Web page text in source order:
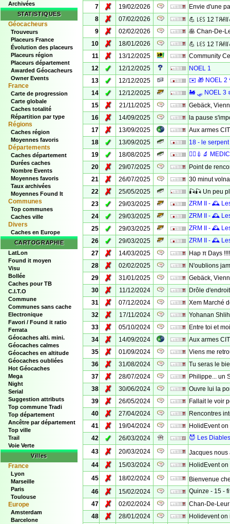
Archivées
STATISTIQUES
Géocacheurs
Trouveurs
Placeurs France
Évolution des placeurs
Placeurs région
Placeurs département
Awarded Géocacheurs
Owner Events
France
Carte de progression
Carte globale
Caches totalité
Répartition par type
Régions
Caches région
Moyennes favoris
Départements
Caches département
Durées caches
Nombre Events
Moyennes favoris
Taux archivées
Moyennes Found It
Communes
Top communes
Caches ville
Divers
Caches en Europe
CARTOGRAPHIE
LatLon
Found it moyen
Visu
Bollée
Caches pour TB
C.I.T.O
Commune
Communes sans cache
Electronique
Favori / Found it ratio
Ferrata
Géocaches alti. mini.
Géocaches calmes
Géocaches en altitude
Géocaches oubliées
Hot Géocaches
Mega
Night
Serial
Suggestion attributs
Top commune Tradi
Top département
Ancêtre par département
Top ville
Trail
Voie Verte
Villes
France
Lyon
Marseille
Paris
Toulouse
Europe
Amsterdam
Barcelone
7
✗ 19/02/2026
Envie d'une
8
✗ 07/02/2026
💪 ꒒ꏂꇙ 12
9
✗ 02/02/2026
🥞 Chan-De-
10
✗ 18/01/2026
💪 ꒒ꏂꇙ 12
11
✗ 13/12/2025
Community
12
✓ 12/12/2025
NOEL 1
13
✓ 12/12/2025
✉️ 🎁 NOEL
14
✓ 12/12/2025
🚂 🛷 NOEL 3
15
✗ 21/11/2025
Gebäck,
16
✗ 14/09/2025
la pause
17
✗ 13/09/2025
Aux armes
18
✓ 13/09/2025
18 - le serpent
19
✓ 18/08/2025
👩‍⚕️💉🔬
20
✗ 29/07/2025
Point de
21
✗ 26/07/2025
30 minut
22
✗ 25/05/2025
🎣🎣 Un peu
23
✓ 29/03/2025
ZRM II - 🕰️
24
✓ 29/03/2025
ZRM II - 🕰️
25
✓ 29/03/2025
ZRM II - 🕰️
26
✓ 29/03/2025
ZRM II - 🕰️
27
✗ 14/03/2025
Hap π Days !!!!
28
✗ 02/02/2025
N'oublions
29
✗ 31/01/2025
Gebäck,
30
✗ 11/12/2024
Drôle
31
✗ 07/12/2024
Xem Marché
32
✗ 17/11/2024
Yohanan
33
✗ 05/10/2024
Entre toi et
34
✗ 14/09/2024
Aux armes
35
✗ 01/09/2024
Viens me
36
✗ 31/08/2024
Tu seras le
37
✗ 28/07/2024
Philippe... un
38
✗ 30/06/2024
Ouvre lui la
39
✗ 26/05/2024
Fallait le voir
40
✗ 27/04/2024
Rencontres
41
✗ 19/04/2024
HolidEvent on
42
✓ 26/03/2024
😈 Les
43
✗ 20/03/2024
Jacques nous
44
✗ 15/03/2024
HolidEvent on
45
✗ 18/02/2024
Bienvenue
46
✗ 15/02/2024
Quinze - 15 -
47
✗ 02/02/2024
Chan-De-
48
✗ 28/01/2024
Holidevent on